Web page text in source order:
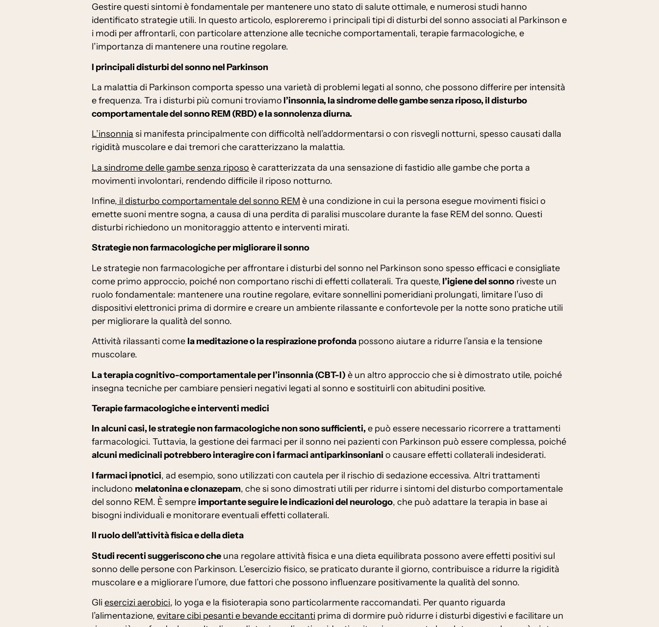
Gestire questi sintomi è fondamentale per mantenere uno stato di salute ottimale, e numerosi studi hanno
identificato strategie utili. In questo articolo, esploreremo i principali tipi di disturbi del sonno associati al Parkinson e
i modi per affrontarli, con particolare attenzione alle tecniche comportamentali, terapie farmacologiche, e
l’importanza di mantenere una routine regolare.
I principali disturbi del sonno nel Parkinson
La malattia di Parkinson comporta spesso una varietà di problemi legati al sonno, che possono differire per intensità
e frequenza. Tra i disturbi più comuni troviamo l’insonnia, la sindrome delle gambe senza riposo, il disturbo
comportamentale del sonno REM (RBD) e la sonnolenza diurna.
L’insonnia si manifesta principalmente con difficoltà nell’addormentarsi o con risvegli notturni, spesso causati dalla
rigidità muscolare e dai tremori che caratterizzano la malattia.
La sindrome delle gambe senza riposo è caratterizzata da una sensazione di fastidio alle gambe che porta a
movimenti involontari, rendendo difficile il riposo notturno.
Infine, il disturbo comportamentale del sonno REM è una condizione in cui la persona esegue movimenti fisici o
emette suoni mentre sogna, a causa di una perdita di paralisi muscolare durante la fase REM del sonno. Questi
disturbi richiedono un monitoraggio attento e interventi mirati.
Strategie non farmacologiche per migliorare il sonno
Le strategie non farmacologiche per affrontare i disturbi del sonno nel Parkinson sono spesso efficaci e consigliate
come primo approccio, poiché non comportano rischi di effetti collaterali. Tra queste, l’igiene del sonno riveste un
ruolo fondamentale: mantenere una routine regolare, evitare sonnellini pomeridiani prolungati, limitare l’uso di
dispositivi elettronici prima di dormire e creare un ambiente rilassante e confortevole per la notte sono pratiche utili
per migliorare la qualità del sonno.
Attività rilassanti come la meditazione o la respirazione profonda possono aiutare a ridurre l’ansia e la tensione
muscolare.
La terapia cognitivo-comportamentale per l’insonnia (CBT-I) è un altro approccio che si è dimostrato utile, poiché
insegna tecniche per cambiare pensieri negativi legati al sonno e sostituirli con abitudini positive.
Terapie farmacologiche e interventi medici
In alcuni casi, le strategie non farmacologiche non sono sufficienti, e può essere necessario ricorrere a trattamenti
farmacologici. Tuttavia, la gestione dei farmaci per il sonno nei pazienti con Parkinson può essere complessa, poiché
alcuni medicinali potrebbero interagire con i farmaci antiparkinsoniani o causare effetti collaterali indesiderati.
I farmaci ipnotici, ad esempio, sono utilizzati con cautela per il rischio di sedazione eccessiva. Altri trattamenti
includono melatonina e clonazepam, che si sono dimostrati utili per ridurre i sintomi del disturbo comportamentale
del sonno REM. È sempre importante seguire le indicazioni del neurologo, che può adattare la terapia in base ai
bisogni individuali e monitorare eventuali effetti collaterali.
Il ruolo dell’attività fisica e della dieta
Studi recenti suggeriscono che una regolare attività fisica e una dieta equilibrata possono avere effetti positivi sul
sonno delle persone con Parkinson. L’esercizio fisico, se praticato durante il giorno, contribuisce a ridurre la rigidità
muscolare e a migliorare l’umore, due fattori che possono influenzare positivamente la qualità del sonno.
Gli esercizi aerobici, lo yoga e la fisioterapia sono particolarmente raccomandati. Per quanto riguarda
l’alimentazione, evitare cibi pesanti e bevande eccitanti prima di dormire può ridurre i disturbi digestivi e facilitare un